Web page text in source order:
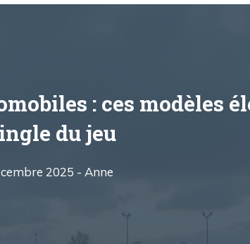
: ces modèles
du jeu
2025 - Anne